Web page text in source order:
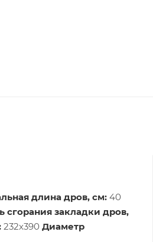
длина дров, см: 40
сгорания закладки дров,
232х390 Диаметр